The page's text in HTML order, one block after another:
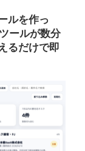
ルを作っ
ールが数分
るだけで即